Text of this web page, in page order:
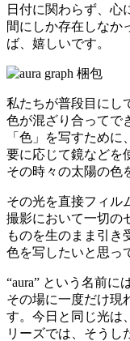
日付に関わらず、心
間にしか存在しなか
ば、嬉しいです。
私たちが普段目にし
色が混ざり合ってで
「色」を写すため
要に応じて鏡などを
その時々の太陽の色
その光を直接フィル
撮影において一切の
ものを生のまま引き
色を写したいと思っ
“aura” という名前に
その場に一度だけ現
す。今日と同じ光は
リーズでは、そうし